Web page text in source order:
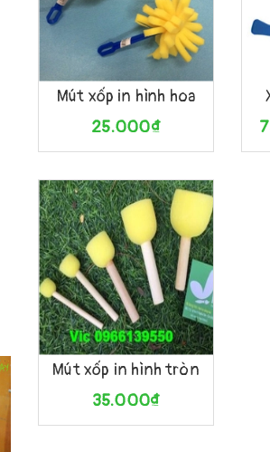
Mút xốp in hình hoa
25.000₫
Mua hàng Xem nhanh
Mút xốp in hình tròn
35.000₫
Mua hàng Xem nhanh